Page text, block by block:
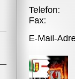
Telefon:
Fax:
E-Mail-